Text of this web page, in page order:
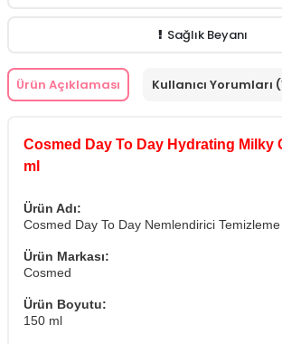
Sağlık Beyanı
Ürün Açıklaması Kullanıcı Yorumları
Cosmed Day To Day Hydrating Milky
ml
Ürün Adı:
Cosmed Day To Day Nemlendirici
Ürün Markası:
Cosmed
Ürün Boyutu:
150 ml